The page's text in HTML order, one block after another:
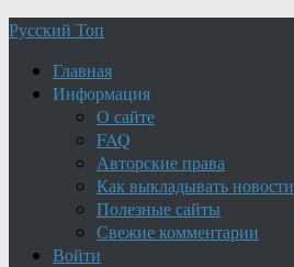
Русский Топ
Главная
Информация
О сайте
FAQ
Авторские права
Как выкладывать новости
Полезные сайты
Свежие комментарии
Войти